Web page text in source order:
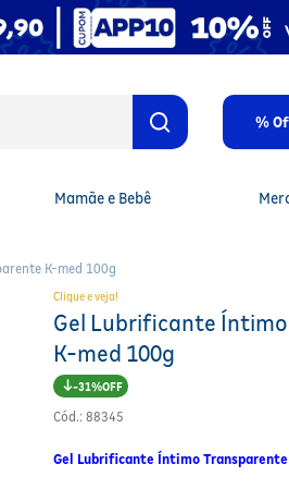
%
Mamãe e Bebê
K-med 100g
Clique e veja!
Gel Lubrificante
K-med 100g
31%
Cód.:88345
Gel Lubrificante Íntimo Transparente